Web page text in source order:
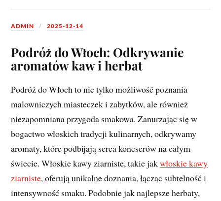
ADMIN 2025-12-14
Podróż do Włoch: Odkrywanie
aromatów kaw i herbat
Podróż do Włoch to nie tylko możliwość poznania
malowniczych miasteczek i zabytków, ale również
niezapomniana przygoda smakowa. Zanurzając się w
bogactwo włoskich tradycji kulinarnych, odkrywamy
aromaty, które podbijają serca koneserów na całym
świecie. Włoskie kawy ziarniste, takie jakwłoskie kawy
ziarniste, oferują unikalne doznania, łącząc subtelność i
intensywność smaku. Podobnie jak najlepsze herbaty,